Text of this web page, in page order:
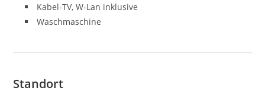
Kabel-TV, W-Lan inklusive
Waschmaschine
Standort